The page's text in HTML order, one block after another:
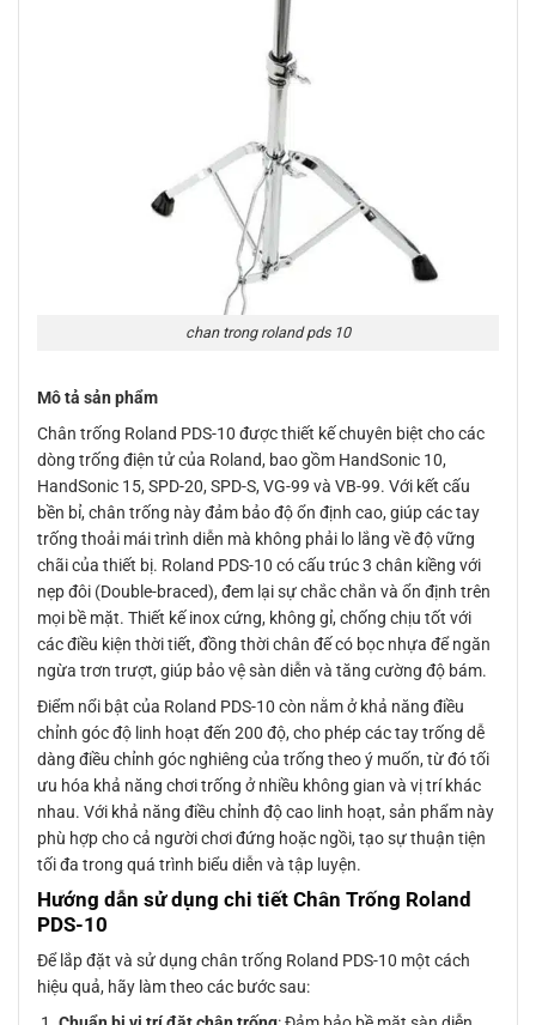
chan trong roland pds 10
Mô tả sản phẩm
Chân trống Roland PDS-10 được thiết kế chuyên biệt cho các
dòng trống điện tử của Roland, bao gồm HandSonic 10,
HandSonic 15, SPD-20, SPD-S, VG-99 và VB-99. Với kết cấu
bền bỉ, chân trống này đảm bảo độ ổn định cao, giúp các tay
trống thoải mái trình diễn mà không phải lo lắng về độ vững
chãi của thiết bị. Roland PDS-10 có cấu trúc 3 chân kiềng với
nẹp đôi (Double-braced), đem lại sự chắc chắn và ổn định trên
mọi bề mặt. Thiết kế inox cứng, không gỉ, chống chịu tốt với
các điều kiện thời tiết, đồng thời chân đế có bọc nhựa để ngăn
ngừa trơn trượt, giúp bảo vệ sàn diễn và tăng cường độ bám.
Điểm nổi bật của Roland PDS-10 còn nằm ở khả năng điều
chỉnh góc độ linh hoạt đến 200 độ, cho phép các tay trống dễ
dàng điều chỉnh góc nghiêng của trống theo ý muốn, từ đó tối
ưu hóa khả năng chơi trống ở nhiều không gian và vị trí khác
nhau. Với khả năng điều chỉnh độ cao linh hoạt, sản phẩm này
phù hợp cho cả người chơi đứng hoặc ngồi, tạo sự thuận tiện
tối đa trong quá trình biểu diễn và tập luyện.
Hướng dẫn sử dụng chi tiết Chân Trống Roland
PDS-10
Để lắp đặt và sử dụng chân trống Roland PDS-10 một cách
hiệu quả, hãy làm theo các bước sau: